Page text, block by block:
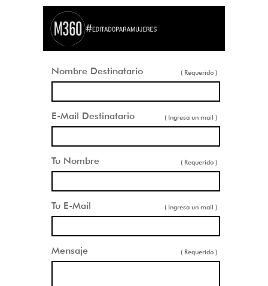
Nombre Destinatario ( Requerido )
E-Mail Destinatario ( Ingresa un mail )
Tu Nombre ( Requerido )
Tu E-Mail ( Ingresa un mail )
Mensaje ( Requerido )